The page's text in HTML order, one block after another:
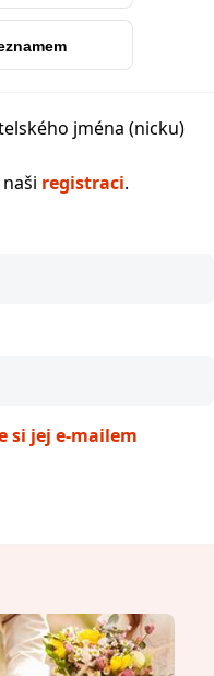
jména (nicku)
registraci.
si jej e-mailem